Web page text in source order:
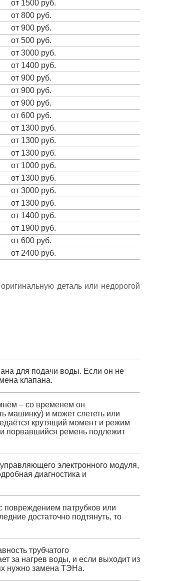
от 1500 руб.
от 800 руб.
от 900 руб.
от 500 руб.
от 3000 руб.
от 1400 руб.
от 900 руб.
от 900 руб.
от 900 руб.
от 600 руб.
от 1300 руб.
от 1300 руб.
от 1300 руб.
от 1000 руб.
от 1300 руб.
от 3000 руб.
от 1300 руб.
от 1400 руб.
от 1900 руб.
от 600 руб.
от 2400 руб.
деталь или недорогой
для подачи воды. Если он не
клапана.
– со временем он
машинку) и может слететь или
крутящий момент и режим
порвавшийся ремень подлежит
электронного модуля,
диагностика и
повреждением патрубков или
достаточно подтянуть, то
трубчатого
за нагрев воды, и если выходит из
нужно замена ТЭНа.